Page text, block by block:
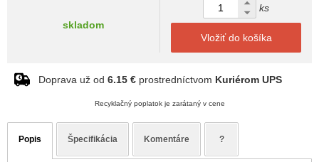
skladom
ks
Vložiť do košíka
Doprava už od 6.15 € prostredníctvom Kuriérom UPS
Recyklačný poplatok je zarátaný v cene
Popis Špecifikácia Komentáre ?